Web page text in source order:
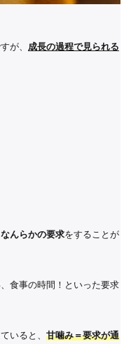
が、 成長の過程で見られる
なんらかの要求をすることが
食事の時間！といった要求
いると、 甘噛み＝要求が通